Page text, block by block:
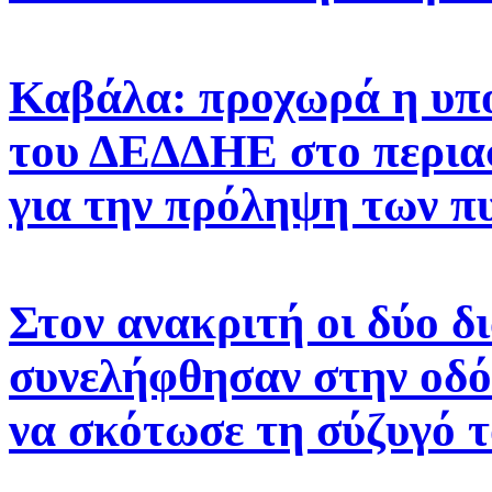
Καβάλα: προχωρά η
του ΔΕΔΔΗΕ στο
για την πρόληψη των
Στον ανακριτή οι δύο
συνελήφθησαν στην
να σκότωσε τη σύζυγό